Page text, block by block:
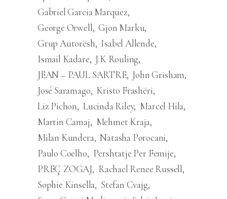
Gabriel Garcia Marquez
George Orwell Gjon Marku
Grup Autorësh Isabel Allende
Ismail Kadare J.K Rouling
JEAN – PAUL SARTRE John Grisham
José Saramago Kristo Frashëri
Liz Pichon Lucinda Riley Marcel Hila
Martin Camaj
Mehmet Kraja
Milan Kundera Natasha Porocani
Paulo Coelho
Pershtatje Per Femije
PREÇ ZOGAJ
Rachael Renee Russell
Sophie Kinsella Stefan Cvajg